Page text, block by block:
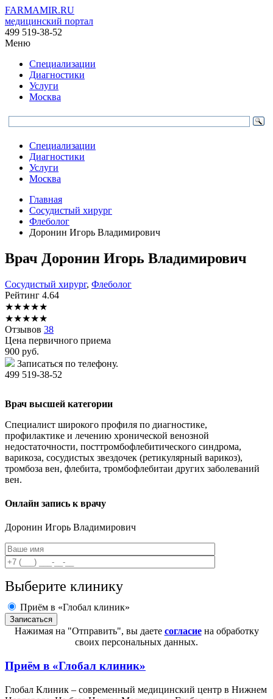
FARMAMIR.RU
медицинский портал
499 519-38-52
Меню
Специализации
Диагностики
Услуги
Москва
Специализации
Диагностики
Услуги
Москва
Главная
Сосудистый хирург
Флеболог
Доронин Игорь Владимирович
Врач Доронин Игорь Владимирович
Сосудистый хирург, Флеболог
Рейтинг 4.64
★★★★★
★★★★★
Отзывов 38
Цена первичного приема
900 руб.
Записаться по телефону.
499 519-38-52
Врач высшей категории
Специалист широкого профиля по диагностике,
профилактике и лечению хронической венозной
недостаточности, посттромбофлебитического синдрома,
варикоза, сосудистых звездочек (ретикулярный варикоз),
тромбоза вен, флебита, тромбофлебитаи других заболеваний
вен.
Онлайн запись к врачу
Доронин Игорь Владимирович
Выберите клинику
Приём в «Глобал клиник»
Нажимая на "Отправить", вы даете согласиена обработку
своих персональных данных.
Приём в «Глобал клиник»
Глобал Клиник – современный медицинский центр в Нижнем